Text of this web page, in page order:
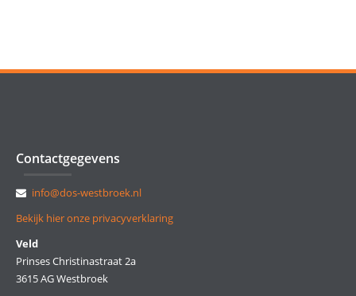
Contactgegevens
info@dos-westbroek.nl
Bekijk hier onze privacyverklaring
Veld
Prinses Christinastraat 2a
3615 AG Westbroek